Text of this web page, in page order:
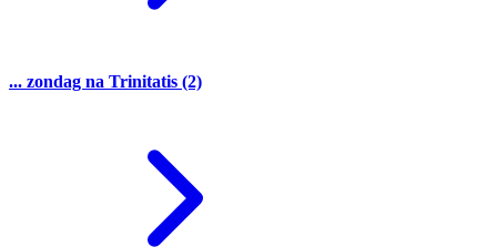
... zondag na Trinitatis (2)